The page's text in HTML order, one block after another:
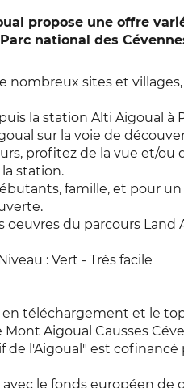
propose une offre
national des
sites et
la station Alti Aigoual à
sur la voie de
profitez de la vue et/ou
station.
famille, et pour
du parcours Land
: Vert - Très facile
téléchargement et le
Aigoual Causses
de l'Aigoual" est cofinancé
avec le fonds européen